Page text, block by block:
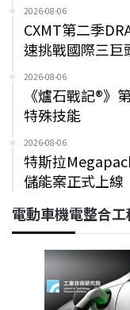
2026-08-06
CXMT第二季
速挑戰國際三巨
2026-08-06
《爐石戰記®》
特殊技能
2026-08-06
特斯拉
儲能案正式上線
電動車機電整合工